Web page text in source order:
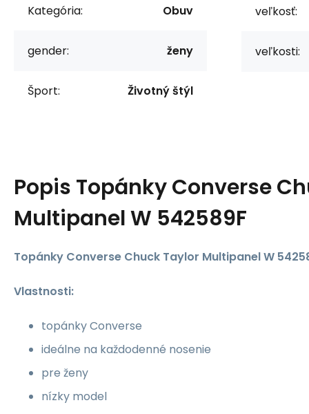
Kategória: Obuv
gender: ženy
Šport: Životný štýl
veľkosť:
veľkosti:
Popis Topánky Converse
Multipanel W 542589F
Topánky Converse Chuck Taylor Multipanel W
Vlastnosti:
topánky Converse
ideálne na každodenné nosenie
pre ženy
nízky model